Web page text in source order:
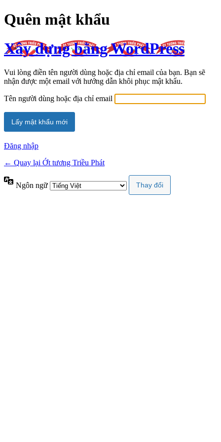
Quên mật khẩu
Xây dựng bằng WordPress
Vui lòng điền tên người dùng hoặc địa chỉ email của bạn. Bạn sẽ
nhận được một email với hướng dẫn khôi phục mật khẩu.
Tên người dùng hoặc địa chỉ email
Đăng nhập
← Quay lại Ớt tương Triều Phát
Ngôn ngữ